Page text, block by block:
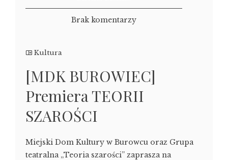
Brak komentarzy
Kultura
[MDK BUROWIEC]
Premiera TEORII
SZAROŚCI
Miejski Dom Kultury w Burowcu oraz Grupa
teatralna „Teoria szarości” zaprasza na